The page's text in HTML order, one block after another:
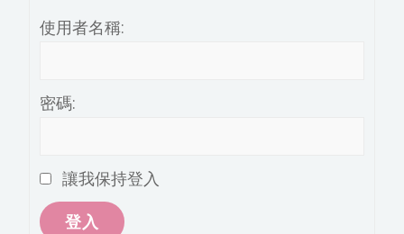
使用者名稱:
密碼:
讓我保持登入
登入